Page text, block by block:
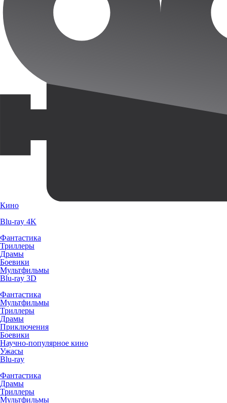
Кино
Blu-ray 4K
Фантастика
Триллеры
Драмы
Боевики
Мультфильмы
Blu-ray 3D
Фантастика
Мультфильмы
Триллеры
Драмы
Приключения
Боевики
Научно-популярное кино
Ужасы
Blu-ray
Фантастика
Драмы
Триллеры
Мультфильмы